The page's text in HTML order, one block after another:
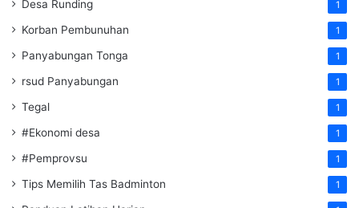
Desa Runding 1
Korban Pembunuhan 1
Panyabungan Tonga 1
rsud Panyabungan 1
Tegal 1
#Ekonomi desa 1
#Pemprovsu 1
Tips Memilih Tas Badminton 1